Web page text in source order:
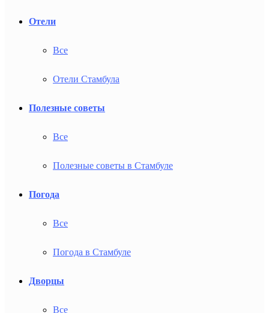
Отели
Все
Отели Стамбула
Полезные советы
Все
Полезные советы в Стамбуле
Погода
Все
Погода в Стамбуле
Дворцы
Все